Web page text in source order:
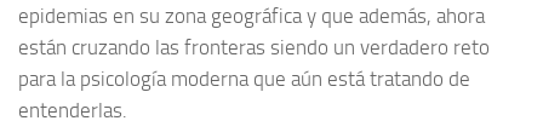
epidemias en su zona geográfica y que además, ahora
están cruzando las fronteras siendo un verdadero reto
para la psicología moderna que aún está tratando de
entenderlas.